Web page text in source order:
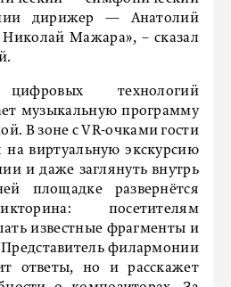
дирижер — Анатолий
Мажара», – сказал
технологий
музыкальную программу
В зоне с VR-очками гости
на виртуальную экскурсию
и даже заглянуть внутрь
площадке развернётся
посетителям
известные фрагменты и
Представитель филармонии
ответы, но и расскажет